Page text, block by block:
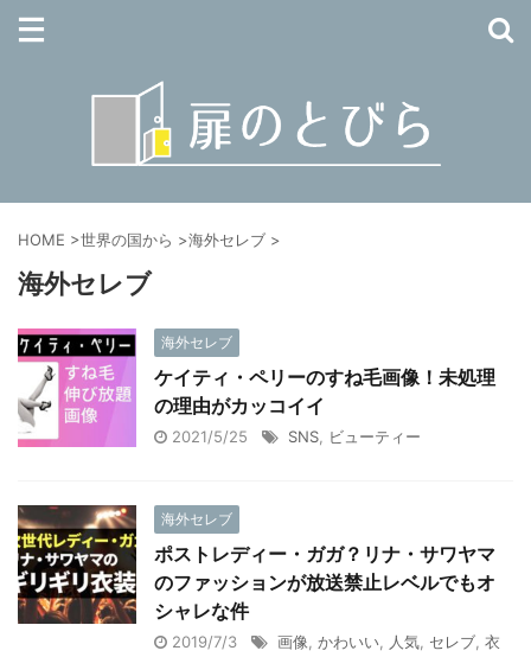
HOME >世界の国から >海外セレブ >
海外セレブ
海外セレブ
ケイティ・ペリーのすね毛画像！未処理
の理由がカッコイイ
2021/5/25 SNS, ビューティー
海外セレブ
ポストレディー・ガガ？リナ・サワヤマ
のファッションが放送禁止レベルでもオ
シャレな件
2019/7/3 画像, かわいい, 人気, セレブ, 衣